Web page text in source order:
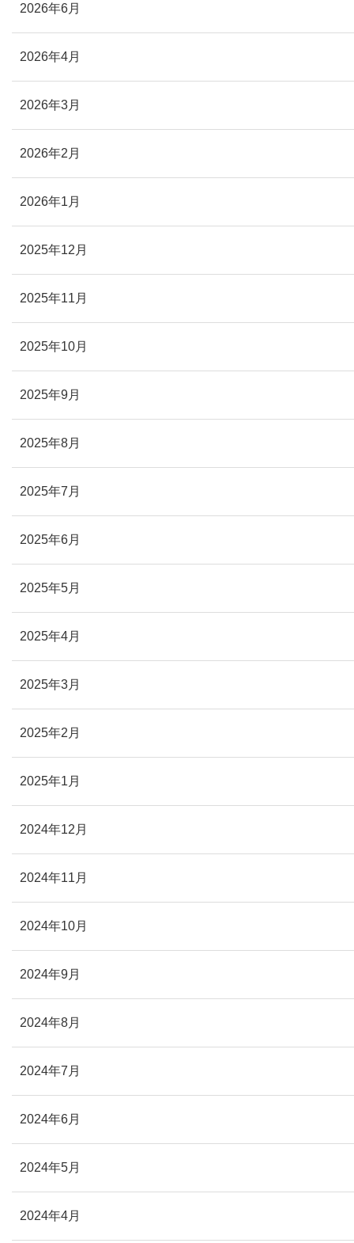
2026年6月
2026年4月
2026年3月
2026年2月
2026年1月
2025年12月
2025年11月
2025年10月
2025年9月
2025年8月
2025年7月
2025年6月
2025年5月
2025年4月
2025年3月
2025年2月
2025年1月
2024年12月
2024年11月
2024年10月
2024年9月
2024年8月
2024年7月
2024年6月
2024年5月
2024年4月